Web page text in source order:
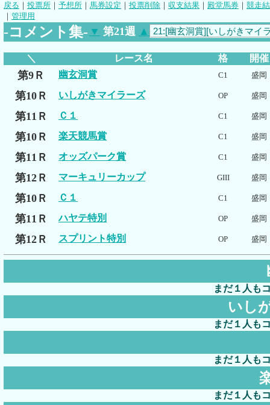
戻る ｜ 投票所 ｜ 予想所 ｜ 馬券設定 ｜ 投票削除 ｜ 収支結果 ｜ 殿堂馬券 ｜ 競走
｜ 管理用
-コメント集- ▼ 第21週 ▲
＼ レース名 格 開催
第9Ｒ 幽玄洞賞 C1 盛岡
第10Ｒ いしがきマイラーズ OP 盛岡
第11Ｒ Ｃ１ C1 盛岡
第10Ｒ 楽天競馬賞 C1 盛岡
第11Ｒ オッズパーク賞 C1 盛岡
第12Ｒ マーキュリーカップ GIII 盛岡
第10Ｒ Ｃ１ C1 盛岡
第11Ｒ ハヤテ特別 OP 盛岡
第12Ｒ スプリント特別 OP 盛岡
まだ１人も
いし
まだ１人も
まだ１人も
まだ１人も